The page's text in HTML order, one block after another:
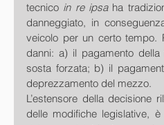
tecnico in re ipsa ha
danneggiato, in
veicolo per un certo tempo.
danni: a) il pagamento
sosta forzata; b) il
deprezzamento del mezzo.
L’estensore della decisione
delle modifiche legislative,